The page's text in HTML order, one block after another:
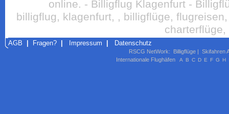
online. - Billigflug Klagenfurt -
billigflug, klagenfurt, , billigflüge,
AGB Fragen? Impressum Datenschutz
RSCG NetWork: Billigflüge | Skifahren
Internationale Flughäfen
A B C D E F G H